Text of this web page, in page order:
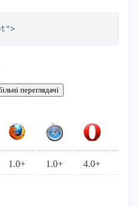
переглядачі
1.0+ 1.0+ 4.0+